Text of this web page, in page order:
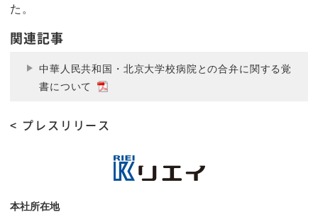
た。
関連記事
中華人民共和国・北京大学校病院との合弁に関する覚
書について
< プレスリリース
本社所在地